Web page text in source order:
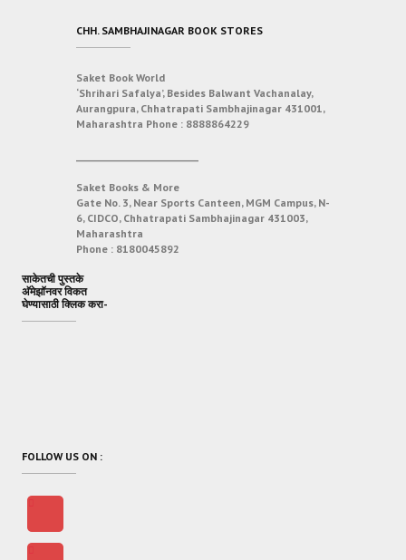
CHH. SAMBHAJINAGAR BOOK STORES
Saket Book World
‘Shrihari Safalya’, Besides Balwant Vachanalay,
Aurangpura, Chhatrapati Sambhajinagar 431001,
Maharashtra Phone : 8888864229
Saket Books & More
Gate No. 3, Near Sports Canteen, MGM Campus, N-
6, CIDCO, Chhatrapati Sambhajinagar 431003,
Maharashtra
Phone : 8180045892
साकेतची पुस्तके
अ‍ॅमेझॉनवर विकत
घेण्यासाठी क्लिक करा-
FOLLOW US ON :